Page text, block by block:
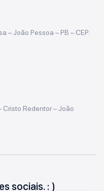
– João Pessoa – PB – CEP:
Cristo Redentor – João
sociais. : )